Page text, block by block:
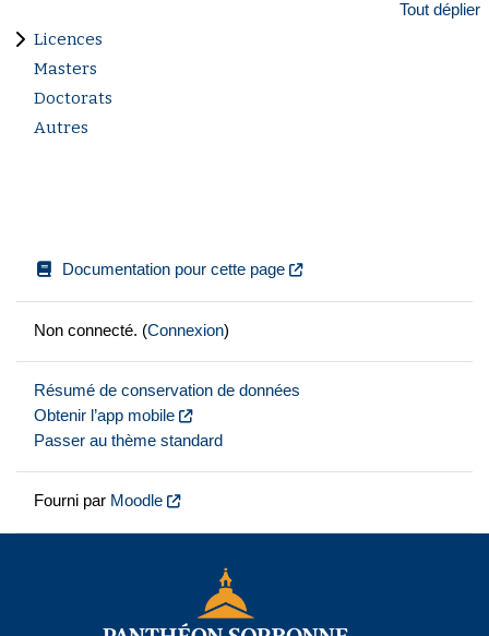
Tout déplier
Licences
Masters
Doctorats
Autres
Documentation pour cette page
Non connecté. (Connexion)
Résumé de conservation de données
Obtenir l’app mobile
Passer au thème standard
Fourni par Moodle